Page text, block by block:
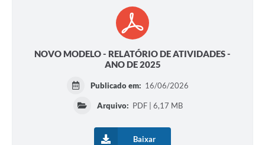
NOVO MODELO - RELATÓRIO DE ATIVIDADES -
ANO DE 2025
Publicado em: 16/06/2026
Arquivo: PDF | 6,17 MB
Baixar